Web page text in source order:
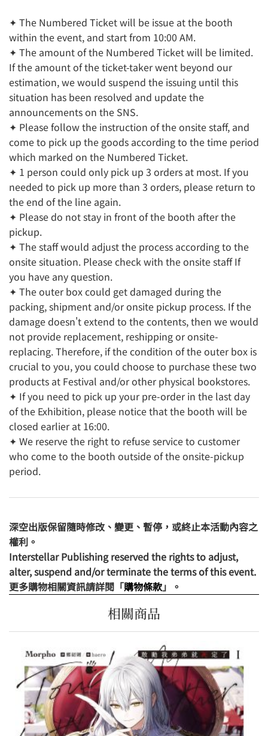
✦ The Numbered Ticket will be issue at the booth
within the event, and start from 10:00 AM.
✦ The amount of the Numbered Ticket will be limited.
If the amount of the ticket-taker went beyond our
estimation, we would suspend the issuing until this
situation has been resolved and update the
announcements on the SNS.
✦ Please follow the instruction of the onsite staff, and
come to pick up the goods according to the time period
which marked on the Numbered Ticket.
✦ 1 person could only pick up 3 orders at most. If you
needed to pick up more than 3 orders, please return to
the end of the line again.
✦ Please do not stay in front of the booth after the
pickup.
✦ The staff would adjust the process according to the
onsite situation. Please check with the onsite staff If
you have any question.
✦ The outer box could get damaged during the
packing, shipment and/or onsite pickup process. If the
damage doesn't extend to the contents, then we would
not provide replacement, reshipping or onsite-
replacing. Therefore, if the condition of the outer box is
crucial to you, you could choose to purchase these two
products at Festival and/or other physical bookstores.
✦ If you need to pick up your pre-order in the last day
of the Exhibition, please notice that the booth will be
closed earlier at 16:00.
✦ We reserve the right to refuse service to customer
who come to the booth outside of the onsite-pickup
period.
深空出版保留隨時修改、變更、暫停，或終止本活動內容之
權利。
Interstellar Publishing reserved the rights to adjust,
alter, suspend and/or terminate the terms of this event.
更多購物相關資訊請詳閱「購物條款」。
相關商品